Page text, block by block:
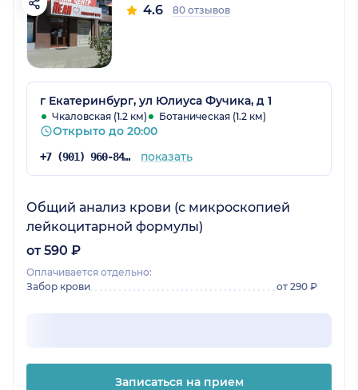
4.6 80 отзывов
г Екатеринбург, ул Юлиуса Фучика, д 1
Чкаловская (1.2 км) Ботаническая (1.2 км)
Открыто до 20:00
+7 (901) 960-84-25 показать
Общий анализ крови (с микроскопией
лейкоцитарной формулы)
от 590 ₽
Оплачивается отдельно:
Забор крови
от 290 ₽
Записаться на прием